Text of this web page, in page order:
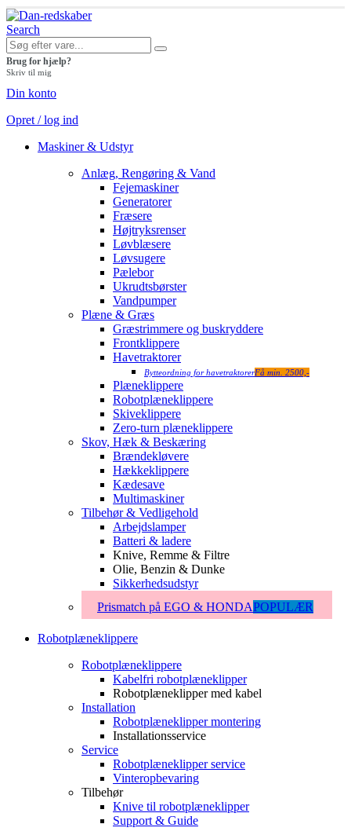
Search
Brug for hjælp?
Skriv til mig
Din konto
Opret / log ind
Maskiner & Udstyr
Anlæg, Rengøring & Vand
Fejemaskiner
Generatorer
Fræsere
Højtryksrenser
Løvblæsere
Løvsugere
Pælebor
Ukrudtsbørster
Vandpumper
Plæne & Græs
Græstrimmere og buskryddere
Frontklippere
Havetraktorer
Bytteordning for havetraktorerFå min. 2500,-
Plæneklippere
Robotplæneklippere
Skiveklippere
Zero-turn plæneklippere
Skov, Hæk & Beskæring
Brændekløvere
Hækkeklippere
Kædesave
Multimaskiner
Tilbehør & Vedligehold
Arbejdslamper
Batteri & ladere
Knive, Remme & Filtre
Olie, Benzin & Dunke
Sikkerhedsudstyr
Prismatch på EGO & HONDAPOPULÆR
Robotplæneklippere
Robotplæneklippere
Kabelfri robotplæneklipper
Robotplæneklipper med kabel
Installation
Robotplæneklipper montering
Installationsservice
Service
Robotplæneklipper service
Vinteropbevaring
Tilbehør
Knive til robotplæneklipper
Support & Guide